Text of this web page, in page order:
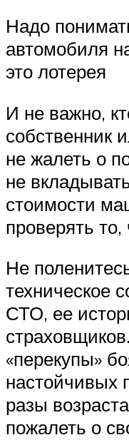
Надо
автомобиля
это лотерея
И не важно,
собственник
не жалеть о
не
стоимости
проверять то,
Не
техническое
СТО, ее
«перекупы»
настойчивых
разы
пожалеть о